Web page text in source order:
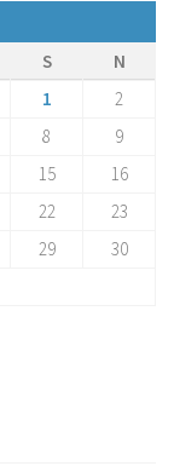
S
N
1
2
8
9
15
16
22
23
29
30